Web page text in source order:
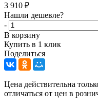
3 910 ₽
Нашли дешевле?
-
В корзину
Купить в 1 клик
Поделиться
Цена действительна
отличаться от цен в